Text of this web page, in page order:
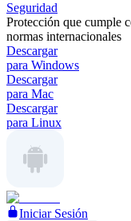
Seguridad
Protección que cumple
normas internacionales
Descargar
para Windows
Descargar
para Mac
Descargar
para Linux
Iniciar Sesión